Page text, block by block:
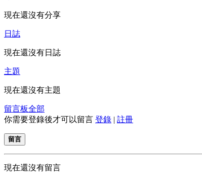
現在還沒有分享
日誌
現在還沒有日誌
主題
現在還沒有主題
留言板全部
你需要登錄後才可以留言 登錄 | 註冊
留言
現在還沒有留言